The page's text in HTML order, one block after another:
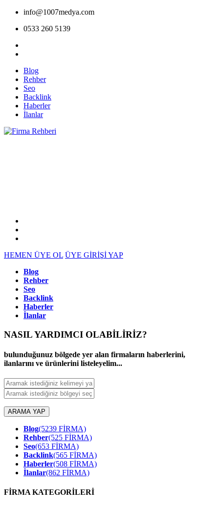
info@1007medya.com
0533 260 5139
Blog
Rehber
Seo
Backlink
Haberler
İlanlar
HEMEN ÜYE OL ÜYE GİRİŞİ YAP
Blog
Rehber
Seo
Backlink
Haberler
İlanlar
NASIL YARDIMCI OLABİLİRİZ?
bulunduğunuz bölgede yer alan firmaların haberlerini,
ilanlarını ve ürünlerini listeleyelim...
ARAMA YAP
Blog(5239 FİRMA)
Rehber(525 FİRMA)
Seo(653 FİRMA)
Backlink(565 FİRMA)
Haberler(508 FİRMA)
İlanlar(862 FİRMA)
FİRMA KATEGORİLERİ